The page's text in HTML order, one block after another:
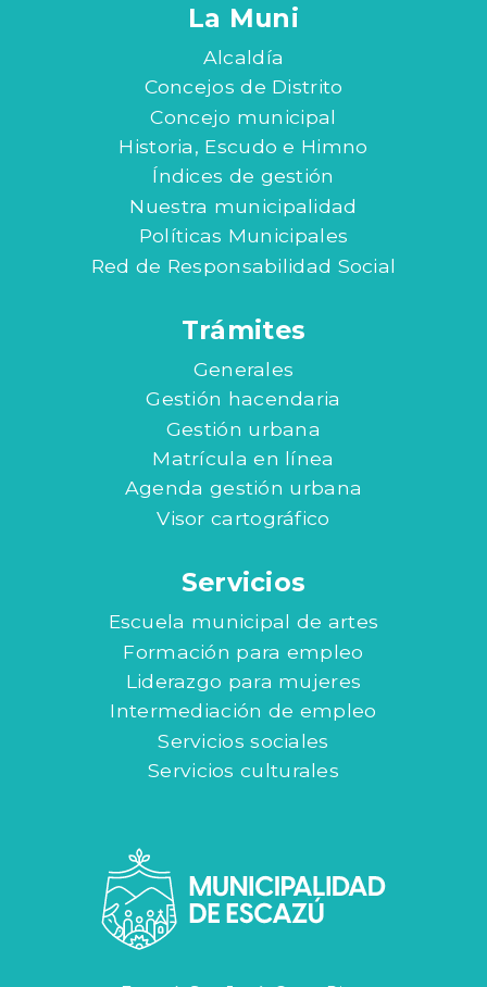
La Muni
Alcaldía
Concejos de Distrito
Concejo municipal
Historia, Escudo e Himno
Índices de gestión
Nuestra municipalidad
Políticas Municipales
Red de Responsabilidad Social
Trámites
Generales
Gestión hacendaria
Gestión urbana
Matrícula en línea
Agenda gestión urbana
Visor cartográfico
Servicios
Escuela municipal de artes
Formación para empleo
Liderazgo para mujeres
Intermediación de empleo
Servicios sociales
Servicios culturales